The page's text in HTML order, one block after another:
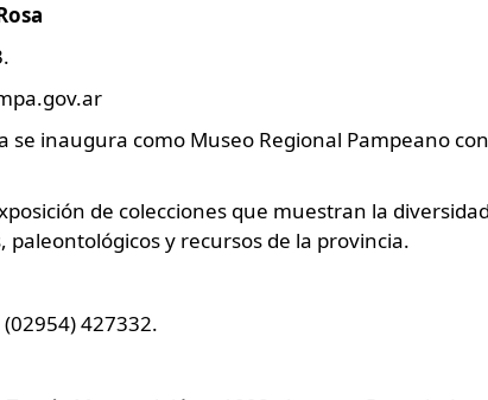
se inaugura como Museo Regional Pampeano
de colecciones que muestran la
y recursos de la provincia.
(02954) 427332.